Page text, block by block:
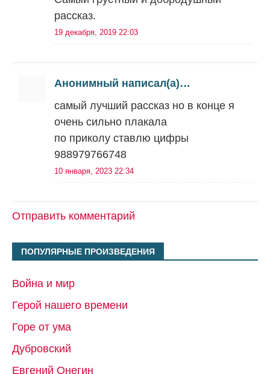
рассказ.
19 декабря, 2019 22:03
Анонимный написал(а)…
самый лучший рассказ но в конце я
очень сильно плакала
по приколу ставлю цифры
988979766748
10 января, 2023 22:34
Отправить комментарий
ПОПУЛЯРНЫЕ ПРОИЗВЕДЕНИЯ
Война и мир
Герой нашего времени
Горе от ума
Дубровский
Евгений Онегин